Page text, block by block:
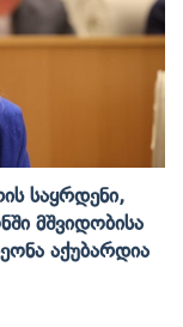
Საყრდენი,
Მშვიდობისა
Აქუბარდია